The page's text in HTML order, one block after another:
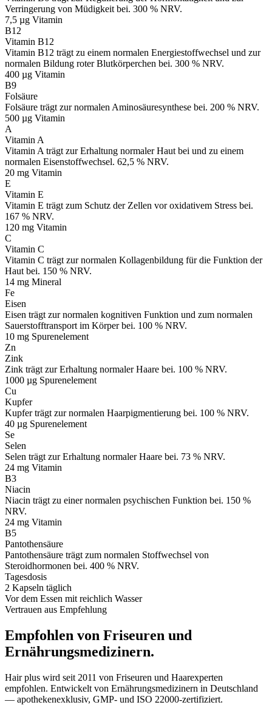
Verringerung von Müdigkeit bei. 300 % NRV.
7,5 µg Vitamin
B12
Vitamin B12
Vitamin B12 trägt zu einem normalen Energiestoffwechsel und zur
normalen Bildung roter Blutkörperchen bei. 300 % NRV.
400 µg Vitamin
B9
Folsäure
Folsäure trägt zur normalen Aminosäuresynthese bei. 200 % NRV.
500 µg Vitamin
A
Vitamin A
Vitamin A trägt zur Erhaltung normaler Haut bei und zu einem
normalen Eisenstoffwechsel. 62,5 % NRV.
20 mg Vitamin
E
Vitamin E
Vitamin E trägt zum Schutz der Zellen vor oxidativem Stress bei.
167 % NRV.
120 mg Vitamin
C
Vitamin C
Vitamin C trägt zur normalen Kollagenbildung für die Funktion der
Haut bei. 150 % NRV.
14 mg Mineral
Fe
Eisen
Eisen trägt zur normalen kognitiven Funktion und zum normalen
Sauerstofftransport im Körper bei. 100 % NRV.
10 mg Spurenelement
Zn
Zink
Zink trägt zur Erhaltung normaler Haare bei. 100 % NRV.
1000 µg Spurenelement
Cu
Kupfer
Kupfer trägt zur normalen Haarpigmentierung bei. 100 % NRV.
40 µg Spurenelement
Se
Selen
Selen trägt zur Erhaltung normaler Haare bei. 73 % NRV.
24 mg Vitamin
B3
Niacin
Niacin trägt zu einer normalen psychischen Funktion bei. 150 %
NRV.
24 mg Vitamin
B5
Pantothensäure
Pantothensäure trägt zum normalen Stoffwechsel von
Steroidhormonen bei. 400 % NRV.
Tagesdosis
2 Kapseln täglich
Vor dem Essen mit reichlich Wasser
Vertrauen aus Empfehlung
Empfohlen von Friseuren und
Ernährungsmedizinern.
Hair plus wird seit 2011 von Friseuren und Haarexperten
empfohlen. Entwickelt von Ernährungsmedizinern in Deutschland
— apothekenexklusiv, GMP- und ISO 22000-zertifiziert.